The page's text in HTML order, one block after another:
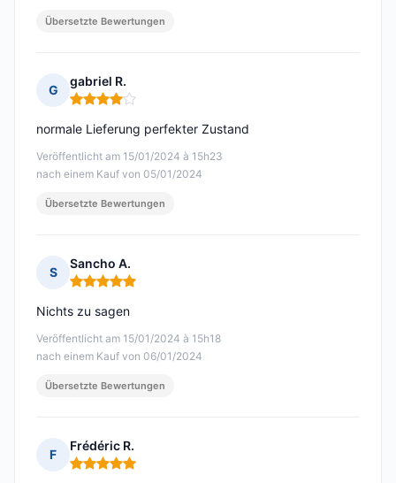
Übersetzte Bewertungen
G
gabriel R.
Hinweis: 4 von 5
Veröffentlicht am 15/01/2024 à 15h23
nach einem Kauf von 05/01/2024
normale Lieferung perfekter Zustand
Übersetzte Bewertungen
S
Sancho A.
Hinweis: 5 von 5
Veröffentlicht am 15/01/2024 à 15h18
nach einem Kauf von 06/01/2024
Nichts zu sagen
Übersetzte Bewertungen
F
Frédéric R.
Hinweis: 5 von 5